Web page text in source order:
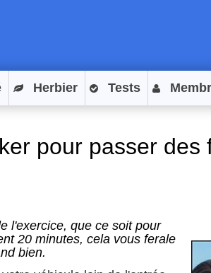
Herbier Tests
pour passer des
l'exercice, que ce soit pour
20 minutes, cela vous ferale
bien.